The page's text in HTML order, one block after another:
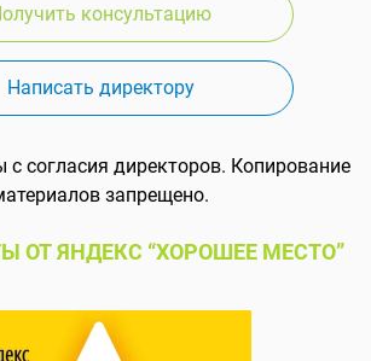
консультацию
Написать директору
согласия директоров. Копирование
запрещено.
ОТ ЯНДЕКС “ХОРОШЕЕ МЕСТО”